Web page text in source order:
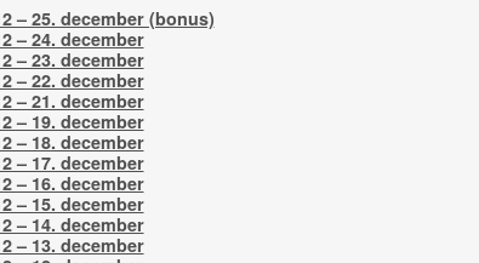
– 25. december (bonus)
– 24. december
– 23. december
– 22. december
– 21. december
– 19. december
– 18. december
– 17. december
– 16. december
– 15. december
– 14. december
– 13. december